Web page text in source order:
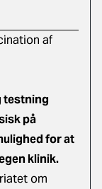
af
testning
på
for at
klinik.
om